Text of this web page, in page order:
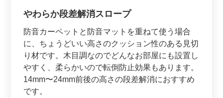
やわらか段差解消スロープ
防音カーペットと防音マットを重ねて使う場合
に、ちょうどいい高さのクッション性のある見切
り材です。木目調なのでどんなお部屋にも設置し
やすく、柔らかいので転倒防止効果もあります。
14mm〜24mm前後の高さの段差解消におすすめ
です。